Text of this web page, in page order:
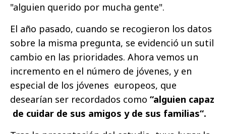
"alguien querido por mucha gente".
El año pasado, cuando se recogieron los datos
sobre la misma pregunta, se evidenció un sutil
cambio en las prioridades. Ahora vemos un
incremento en el número de jóvenes, y en
especial de los jóvenes europeos, que
desearían ser recordados como “alguien capaz
de cuidar de sus amigos y de sus familias“.